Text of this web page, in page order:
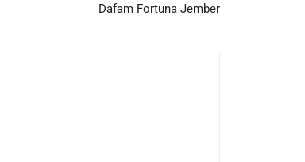
Dafam Fortuna Jember